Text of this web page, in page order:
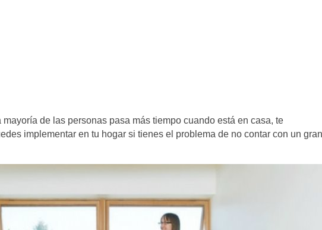
de las personas pasa más tiempo cuando está en casa, te
implementar en tu hogar si tienes el problema de no contar con un gran